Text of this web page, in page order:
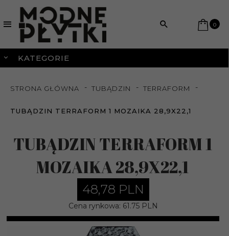
0
KATEGORIE
STRONA GŁÓWNA TUBĄDZIN TERRAFORM
TUBĄDZIN TERRAFORM 1 MOZAIKA 28,9X22,1
TUBĄDZIN TERRAFORM 1
MOZAIKA 28,9X22,1
48,78 PLN
Cena rynkowa: 61.75 PLN